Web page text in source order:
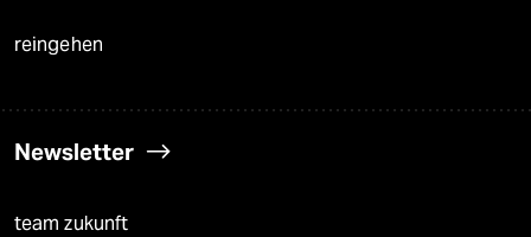
reingehen
Newsletter
team zukunft